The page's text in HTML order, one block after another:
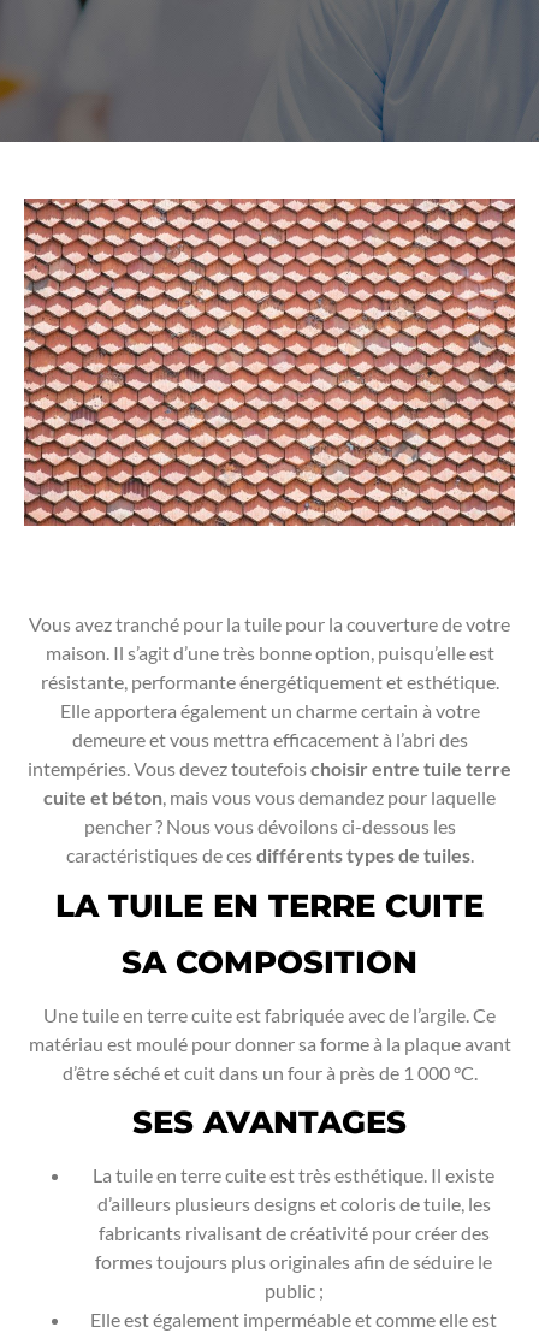
Vous avez tranché pour la tuile pour la couverture de votre
maison. Il s’agit d’une très bonne option, puisqu’elle est
résistante, performante énergétiquement et esthétique.
Elle apportera également un charme certain à votre
demeure et vous mettra efficacement à l’abri des
intempéries. Vous devez toutefoischoisir entre tuile terre
cuite et béton, mais vous vous demandez pour laquelle
pencher ? Nous vous dévoilons ci-dessous les
caractéristiques de cesdifférents types de tuiles.
LA TUILE EN TERRE CUITE
SA COMPOSITION
Une tuile en terre cuite est fabriquée avec de l’argile. Ce
matériau est moulé pour donner sa forme à la plaque avant
d’être séché et cuit dans un four à près de 1 000 °C.
SES AVANTAGES
La tuile en terre cuite est très esthétique. Il existe
d’ailleurs plusieurs designs et coloris de tuile, les
fabricants rivalisant de créativité pour créer des
formes toujours plus originales afin de séduire le
public ;
Elle est également imperméable et comme elle est